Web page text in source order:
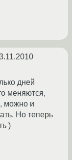
дней
меняются,
можно и
Но теперь
)